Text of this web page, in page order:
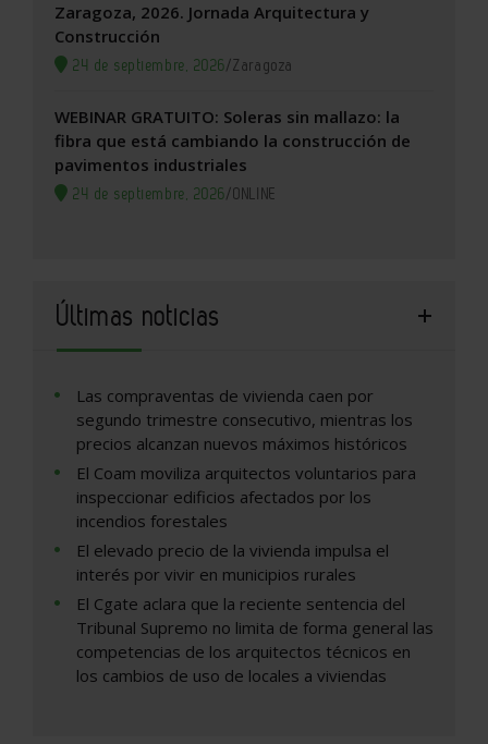
Zaragoza, 2026. Jornada Arquitectura y
Construcción
24 de septiembre, 2026/Zaragoza
WEBINAR GRATUITO: Soleras sin mallazo: la
fibra que está cambiando la construcción de
pavimentos industriales
24 de septiembre, 2026/ONLINE
Últimas noticias
Las compraventas de vivienda caen por
segundo trimestre consecutivo, mientras los
precios alcanzan nuevos máximos históricos
El Coam moviliza arquitectos voluntarios para
inspeccionar edificios afectados por los
incendios forestales
El elevado precio de la vivienda impulsa el
interés por vivir en municipios rurales
El Cgate aclara que la reciente sentencia del
Tribunal Supremo no limita de forma general las
competencias de los arquitectos técnicos en
los cambios de uso de locales a viviendas